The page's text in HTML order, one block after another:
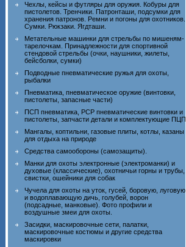
Чехлы, кейсы и футляры для оружия. Кобуры для
пистолетов. Тренчики. Патронташи, подсумки для
хранения патронов. Ремни и погоны для охотников.
Сумки. Рюкзаки. Ягдташи.
Метательные машинки для стрельбы по мишеням-
тарелочкам. Принадлежности для спортивной
стендовой стрельбы (очки, наушники, жилеты,
бейсболки, сумки)
Подводные пневматические ружья для охоты,
рыбалки
Пневматика, пневматическое оружие (винтовки,
пистолеты, запасные части)
ПСП пневматика, PCP пневматические винтовки и
пистолеты, запчасти детали и комплектующие ПЦП
Мангалы, коптильни, газовые плиты, котлы, казаны
для отдыха на природе
Средства самообороны (самозащиты).
Манки для охоты электронные (электроманки) и
духовые (классические), охотничьи горны и трубы,
свистки, ошейники для собак
Чучела для охоты на уток, гусей, боровую, луговую
и водоплавающую дичь, голубей, ворон
(подсадные, манковые). Фото профили и
воздушные змеи для охоты.
Засидки, маскировочные сети, палатки,
маскировочные костюмы и другие средства
маскировки